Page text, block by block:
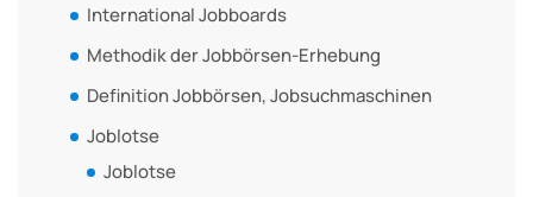
International Jobboards
Methodik der Jobbörsen-Erhebung
Definition Jobbörsen, Jobsuchmaschinen
Joblotse
Joblotse